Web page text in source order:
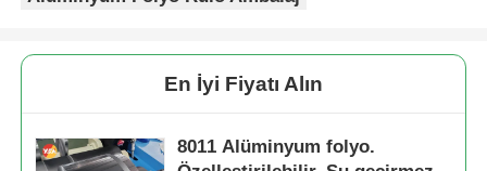
En İyi Fiyatı Alın
8011 Alüminyum folyo.